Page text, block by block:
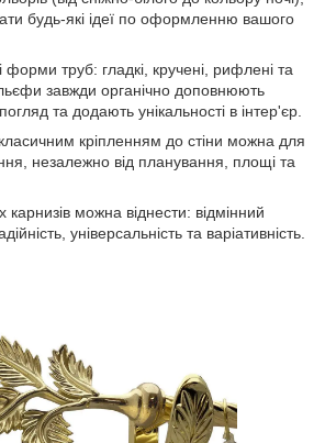
будь-які ідеї по оформленню вашого
форми труб: гладкі, кручені, рифлені та
завжди органічно доповнюють
та додають унікальності в інтер'єр.
кріпленням до стіни можна для
незалежно від планування, площі та
карнизів можна віднести: відмінний
універсальність та варіативність.